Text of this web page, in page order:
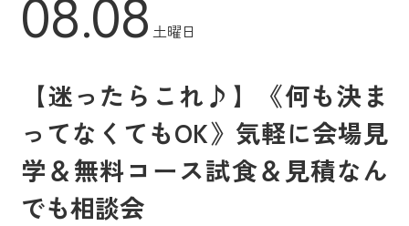
08.08 土曜日
【迷ったらこれ♪】《何も決ま
ってなくてもOK》気軽に会場見
学＆無料コース試食＆見積なん
でも相談会